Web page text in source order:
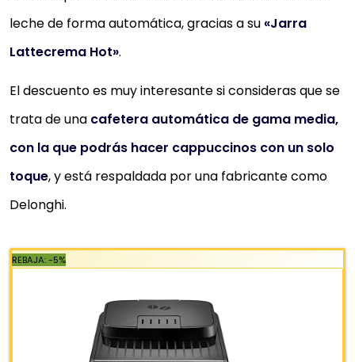
455,24 €
Comprar YA
leche de forma automática, gracias a su «Jarra
Lattecrema Hot».
El descuento es muy interesante si consideras que se
trata de una cafetera automática de gama media,
con la que podrás hacer cappuccinos con un solo
toque, y está respaldada por una fabricante como
Delonghi.